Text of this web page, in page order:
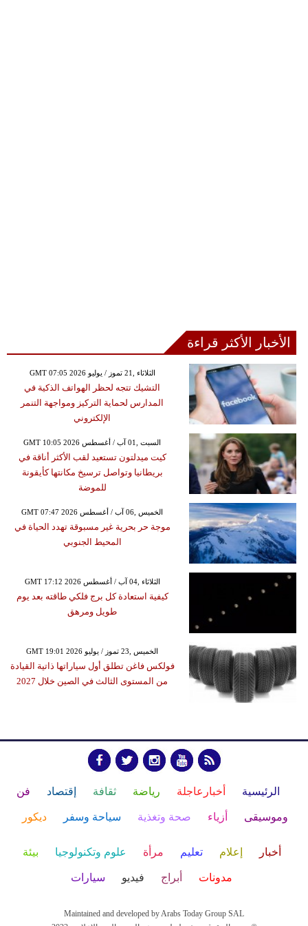
الأخبار الأكثر قراءة
GMT 07:05 2026 الثلاثاء ,21 تموز / يوليو
التشيك تتجه لحظر الهواتف الذكية في
المدارس لحماية التركيز ومواجهة التنمر
الإلكتروني
GMT 10:05 2026 السبت ,01 آب / أغسطس
كيت ميدلتون تستعيد لقب الأكثر أناقة في
بريطانيا وتواصل ترسيخ مكانتها كأيقونة
للموضة
GMT 07:47 2026 الخميس ,06 آب / أغسطس
موجة حر بحرية غير مسبوقة تهدد الحياة في
المحيط الجنوبي
GMT 17:12 2026 الثلاثاء ,04 آب / أغسطس
كيفية استعادة كل برج فلكي طاقته بعد يوم
طويل ومرهق
GMT 19:01 2026 الخميس ,23 تموز / يوليو
فولكس فاغن تطلق أول سياراتها ذاتية القيادة
من المستوى الثالث في الصين خلال 2027
الرئيسية أخبارعاجلة رياضة ثقافة إقتصاد فن
وموسيقى أزياء صحة وتغذية سياحة وسفر ديكور
أخبار إعلام تعليم مرأة علوم وتكنولوجيا بيئة
مدونات أبراج فيديو سيارات
Maintained and developed by Arabs Today Group SAL